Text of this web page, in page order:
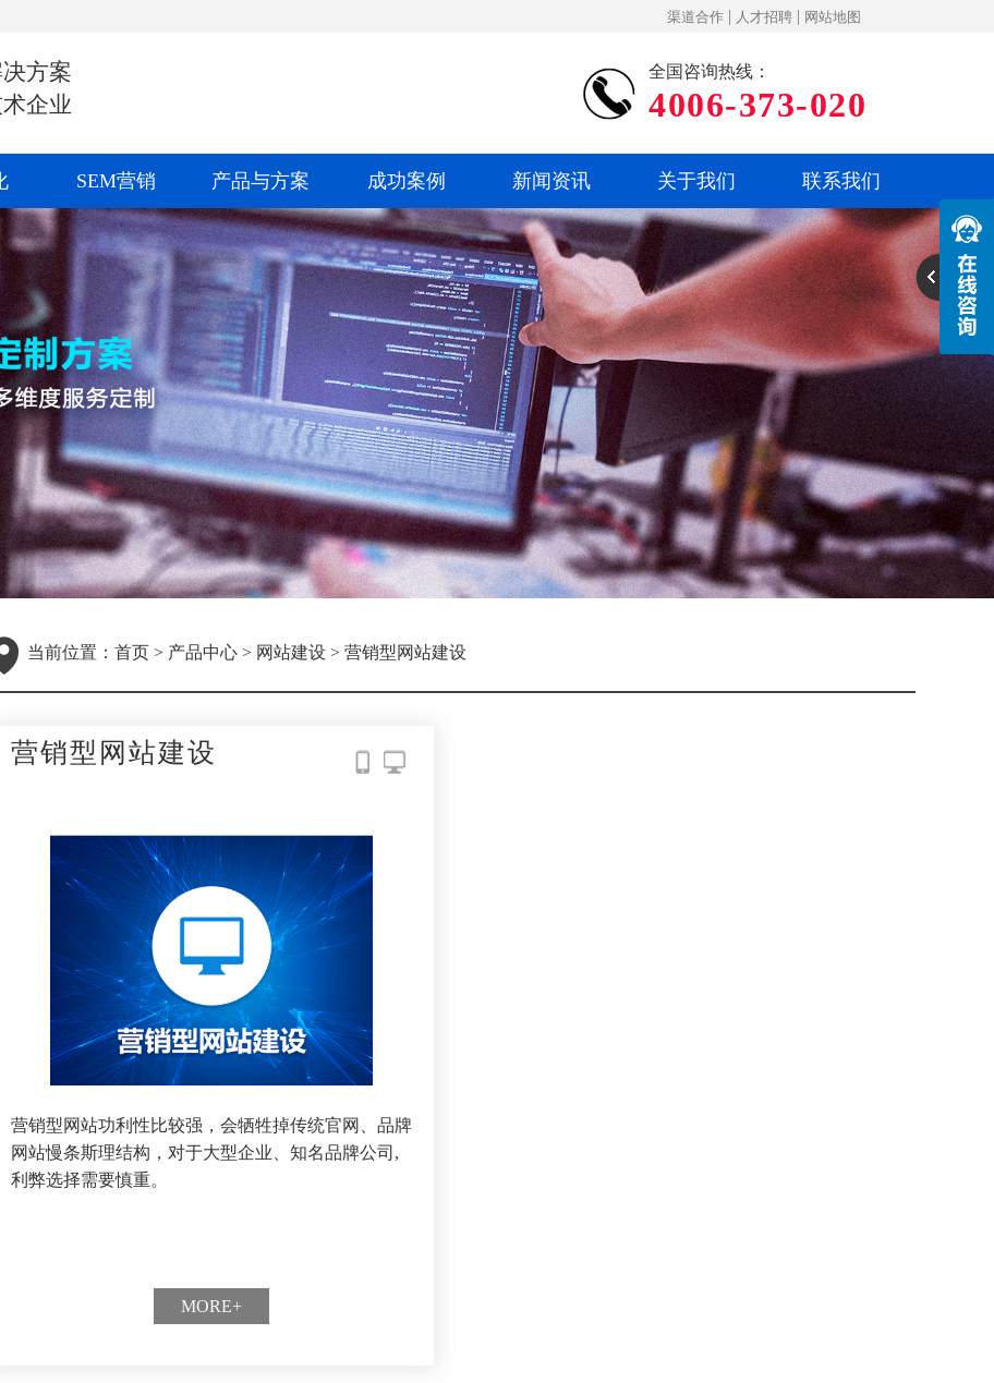
渠道合作 | 人才招聘 | 网站地图
方案
企业
全国咨询热线：
4006-373-020
SEM营销 产品与方案 成功案例 新闻资讯 关于我们 联系我们
当前位置： 首页 > 产品中心 > 网站建设 > 营销型网站建设
营销型网站建设
营销型网站功利性比较强，会牺牲掉传统官网、品牌
网站慢条斯理结构，对于大型企业、知名品牌公司,
利弊选择需要慎重。
MORE+